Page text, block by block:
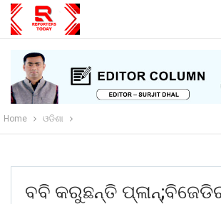
Home ଓଡିଶା
ବବି କରୁଛନ୍ତି